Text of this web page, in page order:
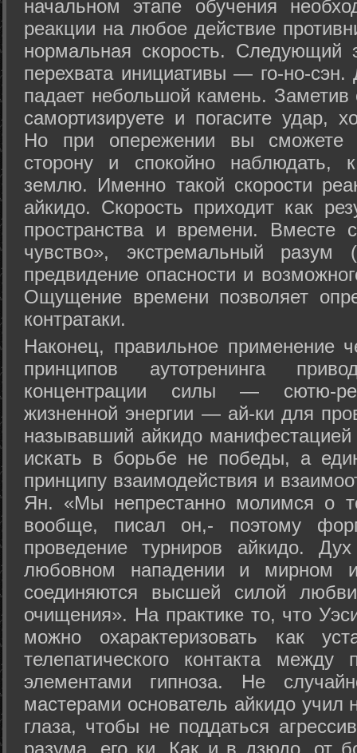
начальном этапе обучения
реакции на любое действие
нормальная скорость.
перехвата инициативы — го-но-
падает небольшой камень.
самортизируете и погасите удар,
Но при опережении вы сможете
сторону и спокойно наблюдать,
землю. Именно такой скорости
айкидо. Скорость приходит как
пространства и времени. Вместе
чувство», экстремальный разум
предвидение опасности и
Ощущение времени позволяет
контратаки.
Наконец, правильное применение
принципов аутотренинга
концентрации силы — сютю-
жизненной энергии — ай-ки для
называвший айкидо
искать в борьбе не победы, а
принципу взаимодействия и
Ян. «Мы непрестанно молимся о
вообще, писал он,- поэтому
проведение турниров айкидо.
любовном нападении и мирном
соединяются высшей силой
очищения». На практике то, что
можно охарактеризовать как
телепатического контакта между
элементами гипноза. Не
мастерами основатель айкидо учил
глаза, чтобы не поддаться
разума, его ки. Как и в дзюдо, от